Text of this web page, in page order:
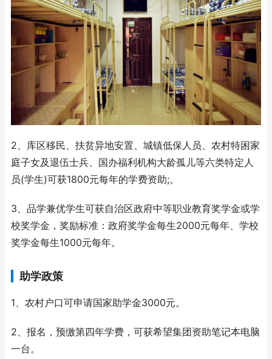
2、库区移民、扶贫异地安置、城镇低保人员、农村特困家
庭子女及退伍士兵、国办福利机构大龄孤儿等六类特定人
员(学生)可获1800元每年的学费资助;。
3、品学兼优学生可获自治区政府中等职业教育奖学金或学
校奖学金，奖励标准：政府奖学金每生2000元每年、学校
奖学金每生1000元每年。
助学政策
1、农村户口可申请国家助学金3000元。
2、报名，预缴第四年学费，可获希望集团资助笔记本电脑
一台。